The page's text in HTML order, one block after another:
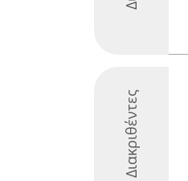
Διακριθέντες